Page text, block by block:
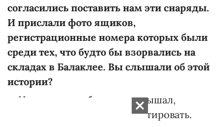
согласились поставить нам эти снаряды.
И прислали фото ящиков,
регистрационные номера которых были
среди тех, что будто бы взорвались на
складах в Балаклее. Вы слышали об этой
истории?
— Нет, я лично об этом не слышал,
поэтому не могу это комментировать.